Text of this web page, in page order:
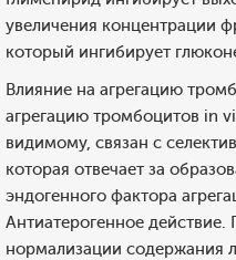
увеличения концентрации
который ингибирует
Влияние на агрегацию
агрегацию тромбоцитов in
видимому, связан с
которая отвечает за
эндогенного фактора
Антиатерогенное действие.
нормализации содержания